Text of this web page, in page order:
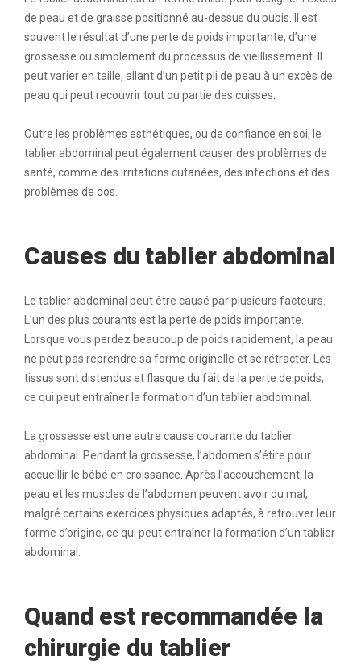
de peau et de graisse positionné au-dessus du pubis. Il est
souvent le résultat d’une perte de poids importante, d’une
grossesse ou simplement du processus de vieillissement. Il
peut varier en taille, allant d’un petit pli de peau à un excès de
peau qui peut recouvrir tout ou partie des cuisses.
Outre les problèmes esthétiques, ou de confiance en soi, le
tablier abdominal peut également causer des problèmes de
santé, comme des irritations cutanées, des infections et des
problèmes de dos.
Causes du tablier abdominal
Le tablier abdominal peut être causé par plusieurs facteurs.
L’un des plus courants est la perte de poids importante.
Lorsque vous perdez beaucoup de poids rapidement, la peau
ne peut pas reprendre sa forme originelle et se rétracter. Les
tissus sont distendus et flasque du fait de la perte de poids,
ce qui peut entraîner la formation d’un tablier abdominal.
La grossesse est une autre cause courante du tablier
abdominal. Pendant la grossesse, l’abdomen s’étire pour
accueillir le bébé en croissance. Après l’accouchement, la
peau et les muscles de l’abdomen peuvent avoir du mal,
malgré certains exercices physiques adaptés, à retrouver leur
forme d’origine, ce qui peut entraîner la formation d’un tablier
abdominal.
Quand est recommandée la
chirurgie du tablier